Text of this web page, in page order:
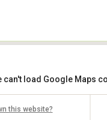
曼殊院門跡書院庭園
can't load Google Maps
this website?